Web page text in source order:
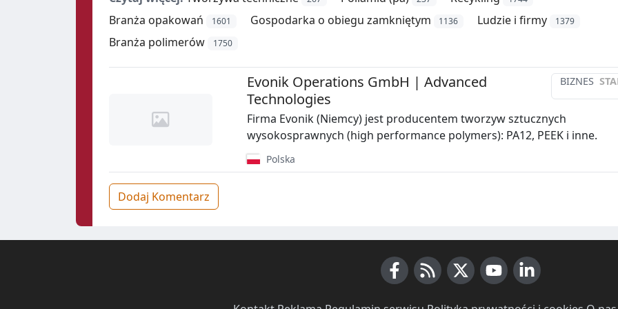
Branża opakowań 1601 Gospodarka o obiegu zamkniętym 1136 Ludzie i firmy 1379
Branża polimerów 1750
BIZNES
Evonik Operations GmbH | Advanced
Technologies
Firma Evonik (Niemcy) jest producentem tworzyw sztucznych
wysokosprawnych (high performance polymers): PA12, PEEK i inne.
Polska
Dodaj Komentarz